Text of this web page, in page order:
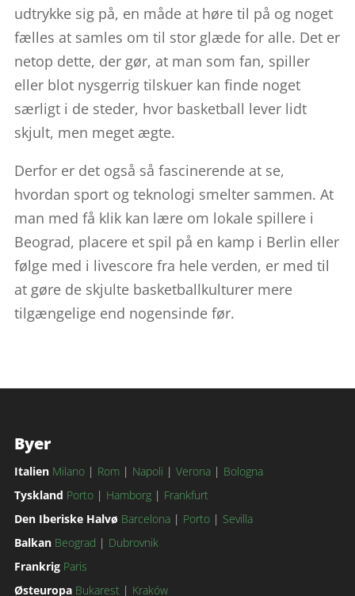
udtrykke sig på, en måde at høre til på og noget
fælles at samles om til stor glæde for alle. Det er
netop dette, der gør, at man som fan, spiller
eller blot nysgerrig tilskuer kan finde noget
særligt i de steder, hvor basketball lever lidt
skjult, men meget ægte.
Derfor er det også så fascinerende at se,
hvordan sport og teknologi smelter sammen. At
man med få klik kan lære om lokale spillere i
Beograd, placere et spil på en kamp i Berlin eller
følge med i livescore fra hele verden, er med til
at gøre de skjulte basketballkulturer mere
tilgængelige end nogensinde før.
Byer
Italien Milano| Rom| Napoli | Verona| Bologna
Tyskland Porto| Hamborg| Frankfurt
Den Iberiske Halvø Barcelona| Porto| Sevilla
Balkan Beograd | Dubrovnik
Frankrig Paris
Østeuropa Bukarest | Kraków